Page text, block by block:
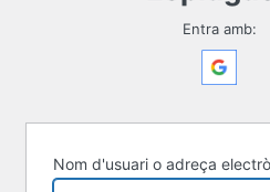
Entra amb:
Nom d'usuari o adreça